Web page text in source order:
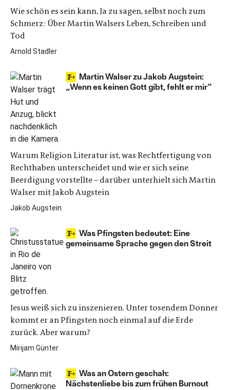
Wie schön es sein kann, Ja zu sagen, selbst noch zum
Schmerz: Über Martin Walsers Leben, Schreiben und
Tod
Arnold Stadler
Martin Walser zu Jakob Augstein:
„Wenn es keinen Gott gibt, fehlt er mir“
Warum Religion Literatur ist, was Rechtfertigung von
Rechthaben unterscheidet und wie er sich seine
Beerdigung vorstellte – darüber unterhielt sich Martin
Walser mit Jakob Augstein
Jakob Augstein
Was Pfingsten bedeutet: Eine
gemeinsame Sprache gegen den Streit
Jesus weiß sich zu inszenieren. Unter tosendem Donner
kommt er an Pfingsten noch einmal auf die Erde
zurück. Aber warum?
Mirijam Günter
Was an Ostern geschah:
Nächstenliebe bis zum frühen Burnout